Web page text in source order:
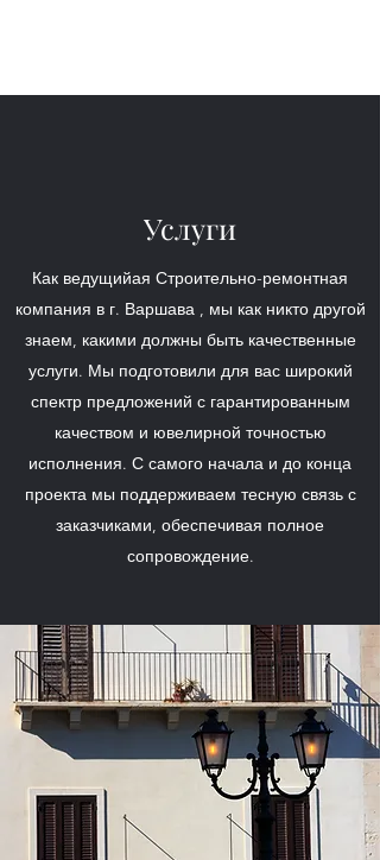
Услуги
Как ведущийая Строительно-ремонтная
компания в г. Варшава , мы как никто другой
знаем, какими должны быть качественные
услуги. Мы подготовили для вас широкий
спектр предложений с гарантированным
качеством и ювелирной точностью
исполнения. С самого начала и до конца
проекта мы поддерживаем тесную связь с
заказчиками, обеспечивая полное
сопровождение.